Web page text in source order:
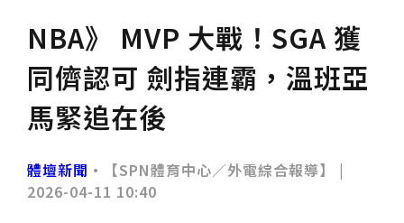
中館登場
台北》北市25名學子赴美加交換！學長姐傳授「跨出舒
適圈」祕笈
台中》食安風暴擴大 中彰投苗縣市長參選人提「食安聯
防治理平台」等3主張
台中》中山醫大攜手新創登陸亞洲生技展 發表「微奈米
眼用鏡片」等13項臨床研發技術
高雄》啟用近30年迎來外觀與結構重塑 高雄旗津輪渡
站改造完工啟用
縮短藥效等待期！中山附醫引進速效抗憂鬱鼻噴劑 24
小時內見效、助重症患者重返社會
台北》首創水資源循環教育園區 民生水資再生廠環教館
藝術治療走出多年陰霾
台中》強颱巴威逼近 中市勞工局籲落實防颱整備
台中》中捷聯名VTuber活動告捷 首5日運量增24%周
NBA》 MVP 大戰！SGA 獲
同儕認可 劍指連霸，溫班亞
馬緊追在後
體壇新聞 •【SPN體育中心／外電綜合報導】 |
2026-04-11 10:40